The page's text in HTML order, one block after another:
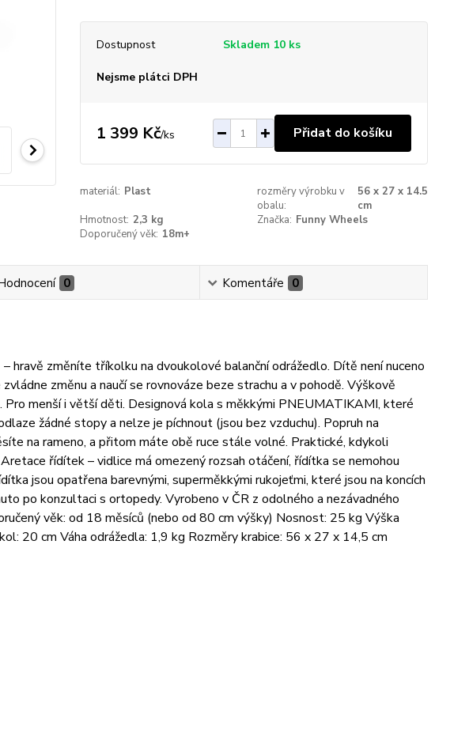
Dostupnost Skladem 10 ks
Nejsme plátci DPH
1 399 Kč/ks Přidat do košíku
materiál: Plast
rozměry výrobku v
obalu:
56 x 27 x 14.5
cm
Hmotnost: 2,3 kg Značka: Funny Wheels
Doporučený věk: 18m+
0 Komentáře 0
hravě změníte tříkolku na dvoukolové balanční odrážedlo. Dítě není nuceno
změnu a naučí se rovnováze beze strachu a v pohodě. Výškově
menší i větší děti. Designová kola s měkkými PNEUMATIKAMI, které
žádné stopy a nelze je píchnout (jsou bez vzduchu). Popruh na
na rameno, a přitom máte obě ruce stále volné. Praktické, kdykoli
řídítek – vidlice má omezený rozsah otáčení, řídítka se nemohou
jsou opatřena barevnými, superměkkými rukojeťmi, které jsou na koncích
po konzultaci s ortopedy. Vyrobeno v ČR z odolného a nezávadného
věk: od 18 měsíců (nebo od 80 cm výšky) Nosnost: 25 kg Výška
20 cm Váha odrážedla: 1,9 kg Rozměry krabice: 56 x 27 x 14,5 cm